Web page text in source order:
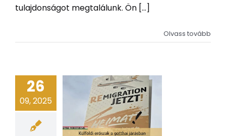
tulajdonságot megtalálunk. Ön [...]
Olvass tovább
26
09, 2025